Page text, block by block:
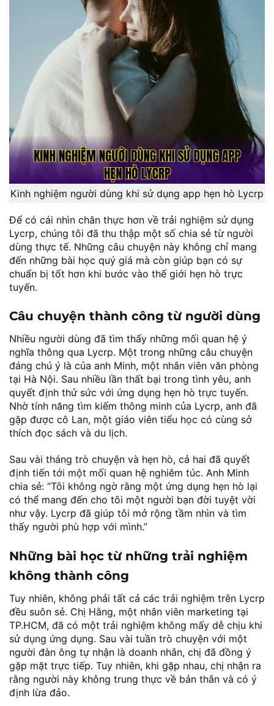
Kinh nghiệm người dùng khi sử dụng app hẹn hò Lycrp
Để có cái nhìn chân thực hơn về trải nghiệm sử dụng
Lycrp, chúng tôi đã thu thập một số chia sẻ từ người
dùng thực tế. Những câu chuyện này không chỉ mang
đến những bài học quý giá mà còn giúp bạn có sự
chuẩn bị tốt hơn khi bước vào thế giới hẹn hò trực
tuyến.
Câu chuyện thành công từ người dùng
Nhiều người dùng đã tìm thấy những mối quan hệ ý
nghĩa thông qua Lycrp. Một trong những câu chuyện
đáng chú ý là của anh Minh, một nhân viên văn phòng
tại Hà Nội. Sau nhiều lần thất bại trong tình yêu, anh
quyết định thử sức với ứng dụng hẹn hò trực tuyến.
Nhờ tính năng tìm kiếm thông minh của Lycrp, anh đã
gặp được cô Lan, một giáo viên tiểu học có cùng sở
thích đọc sách và du lịch.
Sau vài tháng trò chuyện và hẹn hò, cả hai đã quyết
định tiến tới một mối quan hệ nghiêm túc. Anh Minh
chia sẻ: “Tôi không ngờ rằng một ứng dụng hẹn hò lại
có thể mang đến cho tôi một người bạn đời tuyệt vời
như vậy. Lycrp đã giúp tôi mở rộng tầm nhìn và tìm
thấy người phù hợp với mình.”
Những bài học từ những trải nghiệm
không thành công
Tuy nhiên, không phải tất cả các trải nghiệm trên Lycrp
đều suôn sẻ. Chị Hằng, một nhân viên marketing tại
TP.HCM, đã có một trải nghiệm không mấy dễ chịu khi
sử dụng ứng dụng. Sau vài tuần trò chuyện với một
người đàn ông tự nhận là doanh nhân, chị đã đồng ý
gặp mặt trực tiếp. Tuy nhiên, khi gặp nhau, chị nhận ra
rằng người này không trung thực về bản thân và có ý
định lừa đảo.